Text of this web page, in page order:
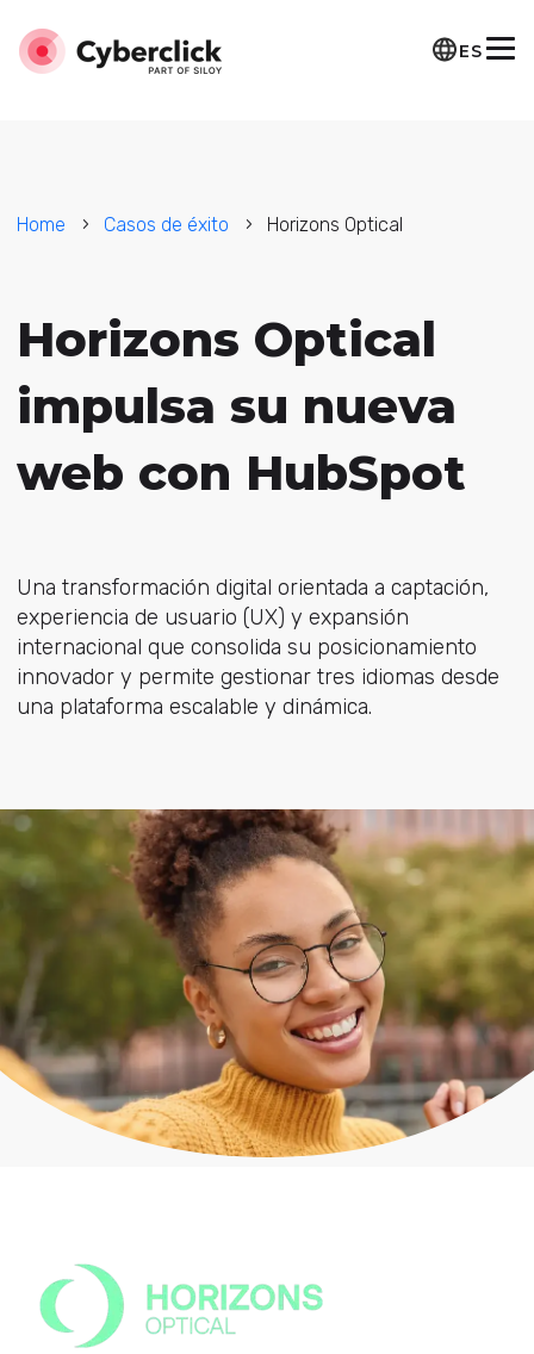
ES
Home Casos de éxito Horizons Optical
Horizons Optical
impulsa su nueva
web con HubSpot
Una transformación digital orientada a captación,
experiencia de usuario (UX) y expansión
internacional que consolida su posicionamiento
innovador y permite gestionar tres idiomas desde
una plataforma escalable y dinámica.